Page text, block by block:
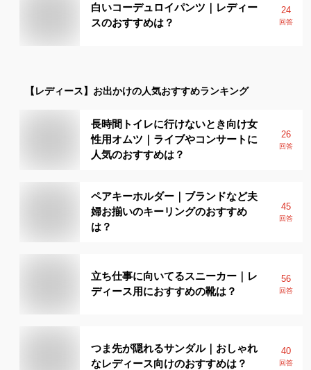
白いコーデュロイパンツ｜レディー
スのおすすめは？
24
回答
【レディース】 お出かけの人気おすすめランキング
長時間トイレに行けないとき向け女
性用オムツ｜ライブやコンサートに
人気のおすすめは？
26
回答
ペアキーホルダー｜ブランドなど夫
婦お揃いのキーリングのおすすめ
は？
45
回答
立ち仕事に向いてるスニーカー｜レ
ディース用におすすめの靴は？
56
回答
つま先が隠れるサンダル｜おしゃれ
なレディース向けのおすすめは？
40
回答